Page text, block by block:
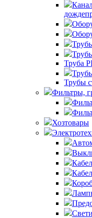
Труба
Трубы
Фильтры,
Хозтовары